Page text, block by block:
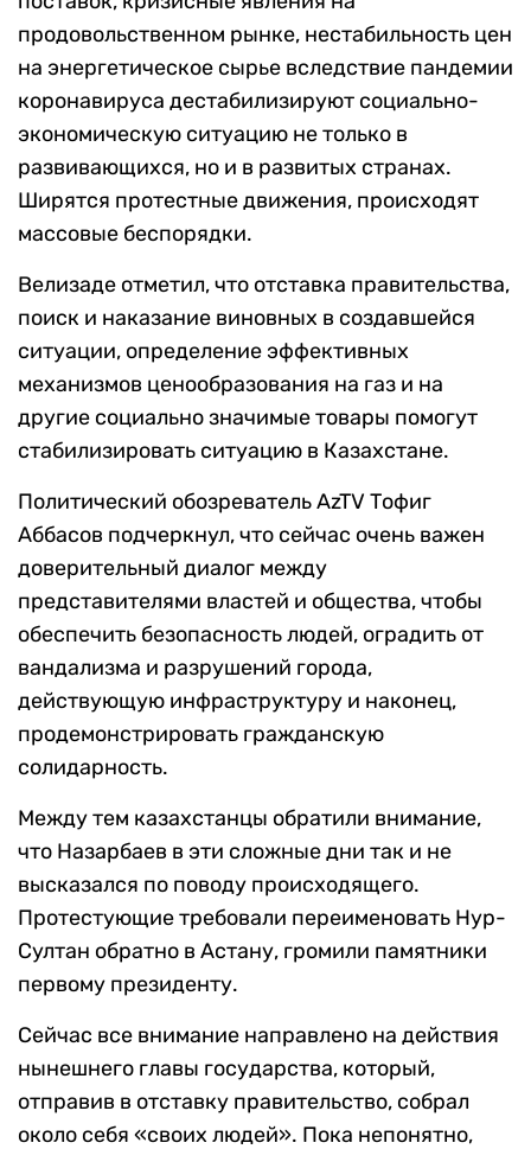
продовольственном рынке, нестабильность цен
на энергетическое сырье вследствие пандемии
коронавируса дестабилизируют социально-
экономическую ситуацию не только в
развивающихся, но и в развитых странах.
Ширятся протестные движения, происходят
массовые беспорядки.
Велизаде отметил, что отставка правительства,
поиск и наказание виновных в создавшейся
ситуации, определение эффективных
механизмов ценообразования на газ и на
другие социально значимые товары помогут
стабилизировать ситуацию в Казахстане.
Политический обозреватель AzTV Тофиг
Аббасов подчеркнул, что сейчас очень важен
доверительный диалог между
представителями властей и общества, чтобы
обеспечить безопасность людей, оградить от
вандализма и разрушений города,
действующую инфраструктуру и наконец,
продемонстрировать гражданскую
солидарность.
Между тем казахстанцы обратили внимание,
что Назарбаев в эти сложные дни так и не
высказался по поводу происходящего.
Протестующие требовали переименовать Нур-
Султан обратно в Астану, громили памятники
первому президенту.
Сейчас все внимание направлено на действия
нынешнего главы государства, который,
отправив в отставку правительство, собрал
около себя «своих людей». Пока непонятно,